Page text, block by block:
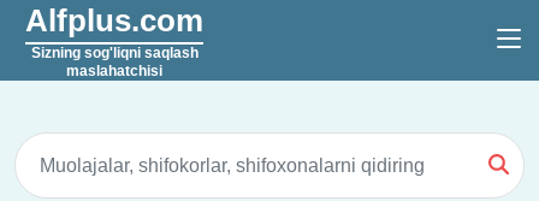
Alfplus.com
Sizning sog'liqni saqlash
maslahatchisi